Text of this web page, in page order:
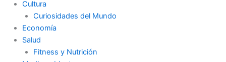
Cultura
Curiosidades del Mundo
Economía
Salud
Fitness y Nutrición